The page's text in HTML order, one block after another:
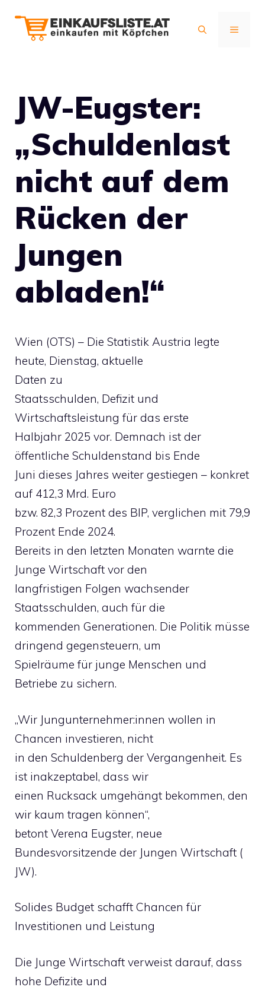
Inhalt
MENÜ
JW-Eugster:
„Schuldenlast
nicht auf dem
Rücken der
Jungen
abladen!“
Wien (OTS) – Die Statistik Austria legte
heute, Dienstag, aktuelle
Daten zu
Staatsschulden, Defizit und
Wirtschaftsleistung für das erste
Halbjahr 2025 vor. Demnach ist der
öffentliche Schuldenstand bis Ende
Juni dieses Jahres weiter gestiegen – konkret
auf 412,3 Mrd. Euro
bzw. 82,3 Prozent des BIP, verglichen mit 79,9
Prozent Ende 2024.
Bereits in den letzten Monaten warnte die
Junge Wirtschaft vor den
langfristigen Folgen wachsender
Staatsschulden, auch für die
kommenden Generationen. Die Politik müsse
dringend gegensteuern, um
Spielräume für junge Menschen und
Betriebe zu sichern.
„Wir Jungunternehmer:innen wollen in
Chancen investieren, nicht
in den Schuldenberg der Vergangenheit. Es
ist inakzeptabel, dass wir
einen Rucksack umgehängt bekommen, den
wir kaum tragen können“,
betont Verena Eugster, neue
Bundesvorsitzende der Jungen Wirtschaft (
JW).
Solides Budget schafft Chancen für
Investitionen und Leistung
Die Junge Wirtschaft verweist darauf, dass
hohe Defizite und